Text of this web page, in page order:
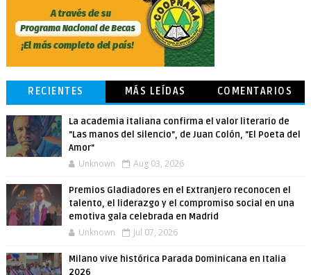
RECIENTES MÁS LEÍDAS COMENTARIOS
La academia italiana confirma el valor literario de
"Las manos del silencio", de Juan Colón, "El Poeta del
Amor"
Unknown Aug 03, 2026
Premios Gladiadores en el Extranjero reconocen el
talento, el liderazgo y el compromiso social en una
emotiva gala celebrada en Madrid
Unknown Jul 07, 2026
Milano vive histórica Parada Dominicana en Italia
2026